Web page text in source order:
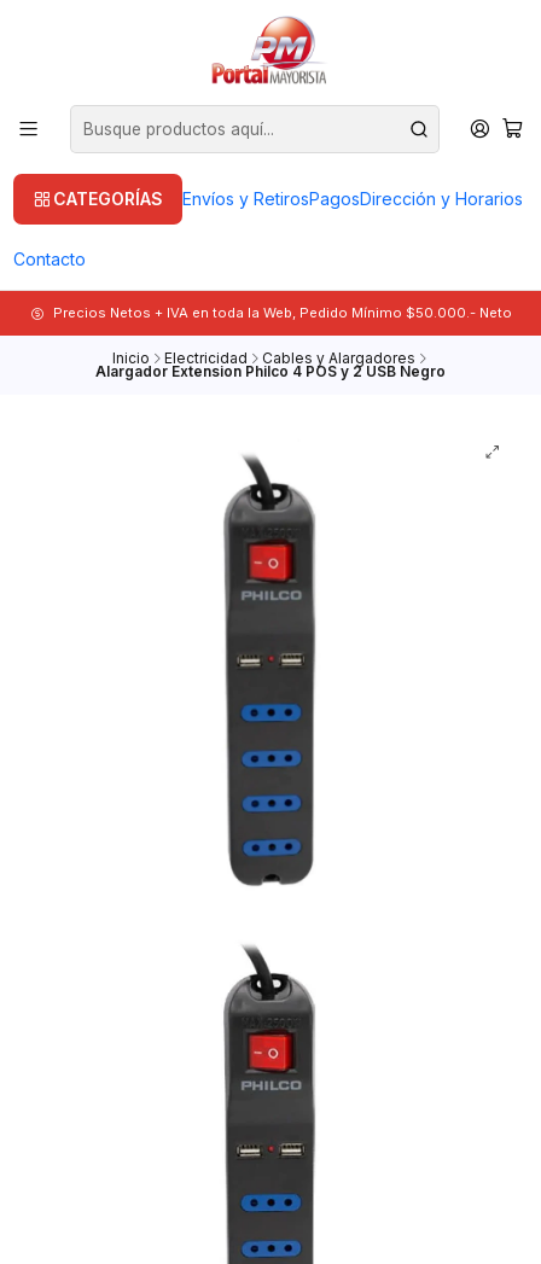
CATEGORÍAS Envíos y RetirosPagosDirección y Horarios
Contacto
Precios Netos + IVA en toda la Web, Pedido Mínimo $50.000.- Neto
Inicio Electricidad Cables y Alargadores
Alargador Extension Philco 4 POS y 2 USB Negro